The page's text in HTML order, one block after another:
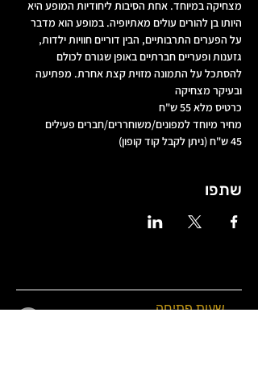
מצחיקה במיוחד. אחת הסיבות ליחודיות המופע היא
היותו בן להורים עולים מאתיופיה. במופע הוא מדבר
על הפערים התרבותיים, הבין דוריים חוויות ילדות,
גזענות ופעריים חברתיים באופן שגורם לכולם
להסתכל על התמונה מזוית קצת אחרת. מפתיעה
ובעיקר מצחיקה
כרטיס מלא 55 ש"ח
מחיר מיוחד למפונים/משוחררים/חברים פעילים
45 ש"ח (ניתן לקבל קוד קופון)
שתפו
שעות פתיחה